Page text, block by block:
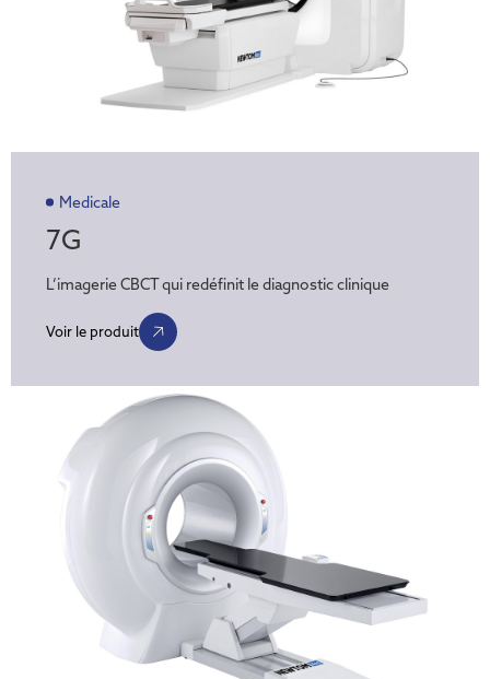
Medicale
7G
L’imagerie CBCT qui redéfinit le diagnostic clinique
Voir le produit